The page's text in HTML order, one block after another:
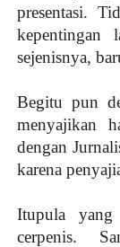
presentasi.
kepentingan
sejenisnya,
Begitu pun
menyajikan
dengan
karena
Itupula yang
cerpenis.